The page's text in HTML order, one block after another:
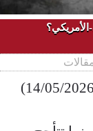
مقالات
سليمان سيفي أوغون - يني شفق (14/05/2026)